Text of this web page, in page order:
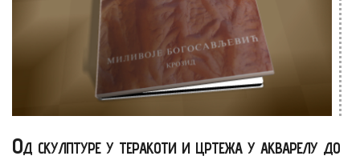
Од скулптуре у теракоти и цртежа у акварелу до